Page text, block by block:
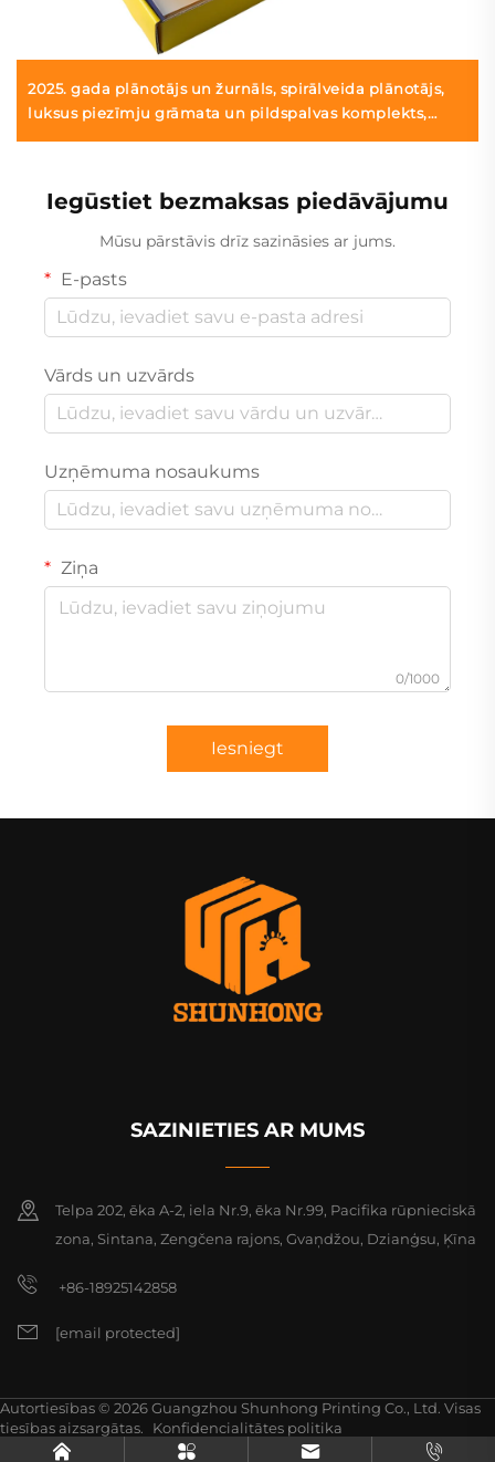
2025. gada plānotājs un žurnāls, spirālveida plānotājs,
luksus piezīmju grāmata un pildspalvas komplekts,
Iegūstiet bezmaksas piedāvājumu
Mūsu pārstāvis drīz sazināsies ar jums.
E-pasts
Vārds un uzvārds
Uzņēmuma nosaukums
Ziņa
0/1000
Iesniegt
SAZINIETIES AR MUMS
Telpa 202, ēka A-2, iela Nr.9, ēka Nr.99, Pacifika rūpnieciskā
zona, Sintana, Zengčena rajons, Gvaņdžou, Dzianģsu, Ķīna
+86-18925142858
[email protected]
Autortiesības © 2026 Guangzhou Shunhong Printing Co., Ltd. Visas
tiesības aizsargātas.
Konfidencialitātes politika